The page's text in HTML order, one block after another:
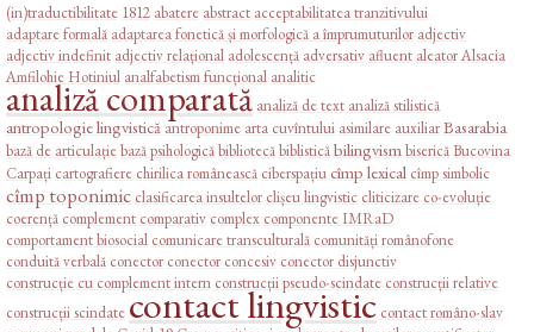
(in)traductibilitate 1812 abatere abstract acceptabilitatea tranzitivului
adaptare formală adaptarea fonetică și morfologică a împrumuturilor adjectiv
adjectiv indefinit adjectiv relațional adolescență adversativ afluent aleatorAlsacia
Amfilohie Hotiniul analfabetism funcțional analitic
analiză comparată analiză de text analiză stilistică
antropologie lingvistică antroponime arta cuvîntului asimilare auxiliarBasarabia
bază de articulațiebază psihologicăbibliotecăbiblisticăbilingvismbisericăBucovina
Carpați cartografiere chirilica românească ciberspațiu cîmp lexical cîmp simbolic
cîmp toponimic clasificarea insultelor clișeu lingvistic cliticizare co-evoluție
coerență complement comparativ complex componente IMRaD
comportament biosocial comunicare transculturală comunități românofone
conduită verbală conector conector concesiv conector disjunctiv
construcție cu complement intern construcții pseudo-scindate construcții relative
construcții scindatecontact lingvistic contact româno-slav